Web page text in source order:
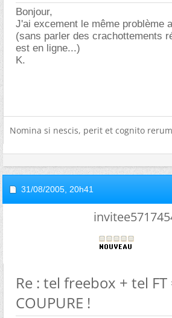
Bonjour,
J'ai excement le même problème
(sans parler des crachottements
est en ligne...)
K.
Nomina si nescis, perit et cognito
31/08/2005, 20h41
Re : tel freebox + tel
COUPURE !